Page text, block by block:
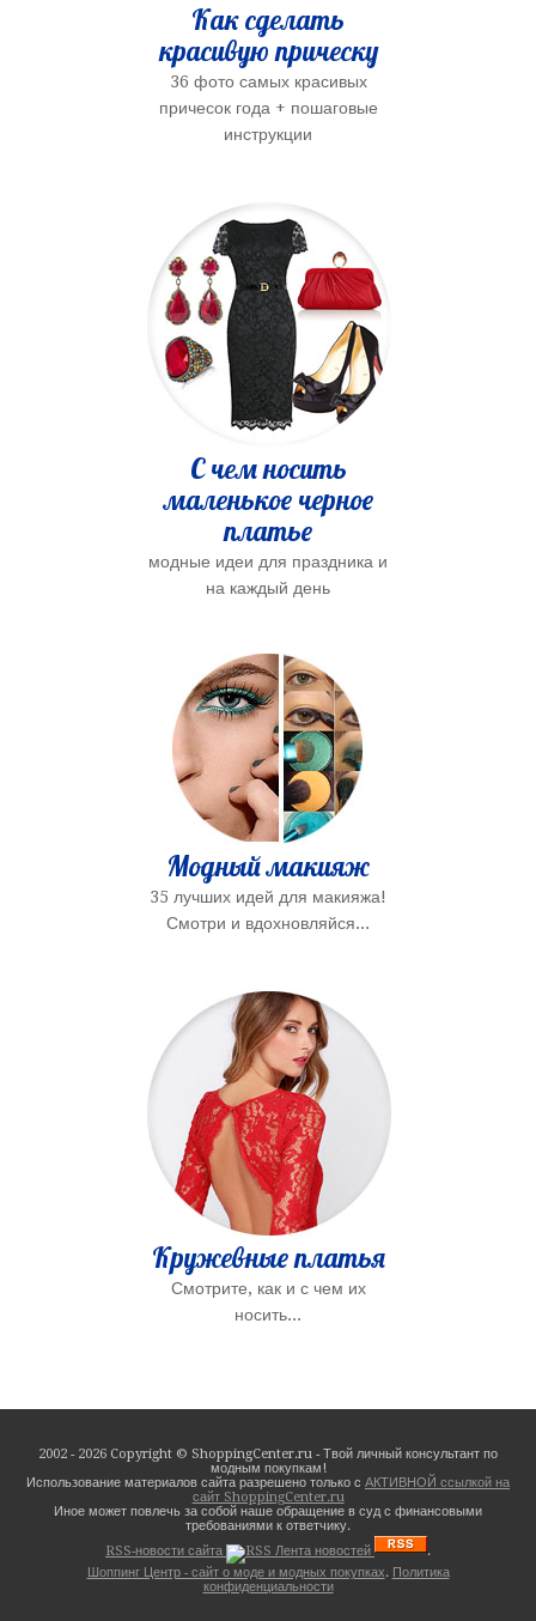
Как сделать
красивую прическу
36 фото самых красивых
причесок года + пошаговые
инструкции
С чем носить
маленькое черное
платье
модные идеи для праздника и
на каждый день
Модный макияж
35 лучших идей для макияжа!
Смотри и вдохновляйся...
Кружевные платья
Смотрите, как и с чем их
носить...
2002 - 2026 Copyright © ShoppingCenter.ru - Твой личный консультант по
модным покупкам!
Использование материалов сайта разрешено только с АКТИВНОЙ ссылкой на
сайт ShoppingCenter.ru
Иное может повлечь за собой наше обращение в суд с финансовыми
требованиями к ответчику.
RSS-новости сайта
.
Шоппинг Центр - сайт о моде и модных покупках. Политика
конфиденциальности